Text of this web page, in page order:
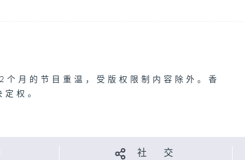
个月的节目重温，受版权限制内容除外。香
定权。
社 交